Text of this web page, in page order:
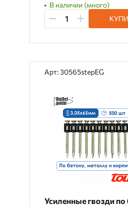
В наличии (много)
Арт: 30565stepEG
Усиленные гвозди по